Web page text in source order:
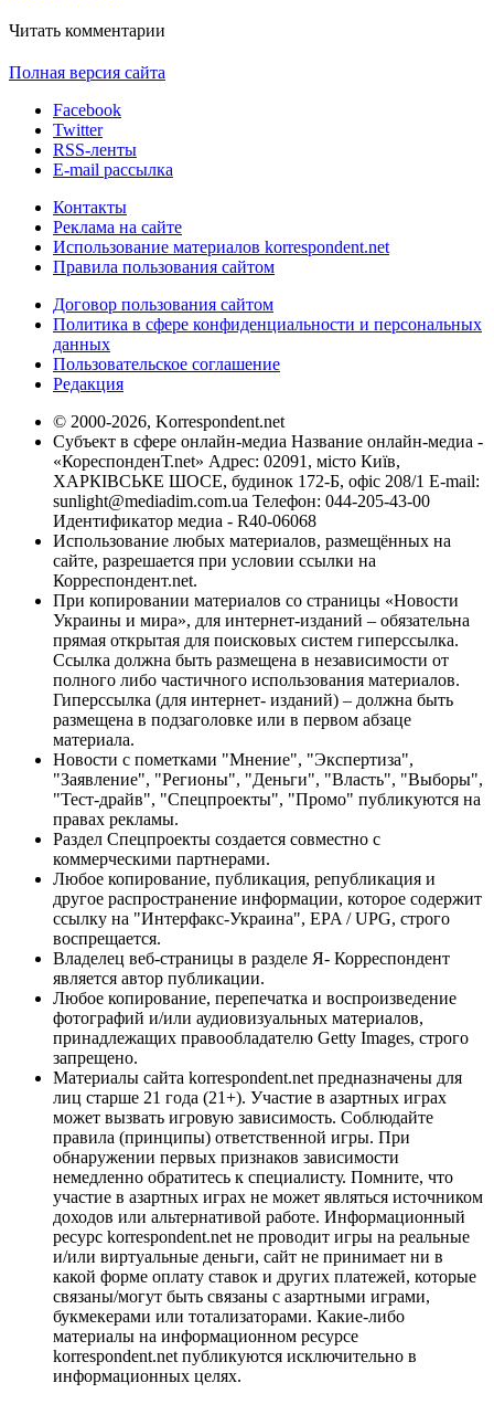
Читать комментарии
Полная версия сайта
Facebook
Twitter
RSS-ленты
E-mail рассылка
Контакты
Реклама на сайте
Использование материалов korrespondent.net
Правила пользования сайтом
Договор пользования сайтом
Политика в сфере конфиденциальности и персональных
данных
Пользовательское соглашение
Редакция
© 2000-2026, Korrespondent.net
Субъект в сфере онлайн-медиа Название онлайн-медиа -
«КореспонденТ.net» Адрес: 02091, місто Київ,
ХАРКІВСЬКЕ ШОСЕ, будинок 172-Б, офіс 208/1 E-mail:
sunlight@mediadim.com.ua Телефон: 044-205-43-00
Идентификатор медиа - R40-06068
Использование любых материалов, размещённых на
сайте, разрешается при условии ссылки на
Корреспондент.net.
При копировании материалов со страницы «Новости
Украины и мира», для интернет-изданий – обязательна
прямая открытая для поисковых систем гиперссылка.
Ссылка должна быть размещена в независимости от
полного либо частичного использования материалов.
Гиперссылка (для интернет- изданий) – должна быть
размещена в подзаголовке или в первом абзаце
материала.
Новости с пометками "Мнение", "Экспертиза",
"Заявление", "Регионы", "Деньги", "Власть", "Выборы",
"Тест-драйв", "Спецпроекты", "Промо" публикуются на
правах рекламы.
Раздел Спецпроекты создается совместно с
коммерческими партнерами.
Любое копирование, публикация, републикация и
другое распространение информации, которое содержит
ссылку на "Интерфакс-Украина", EPA / UPG, строго
воспрещается.
Владелец веб-страницы в разделе Я- Корреспондент
является автор публикации.
Любое копирование, перепечатка и воспроизведение
фотографий и/или аудиовизуальных материалов,
принадлежащих правообладателю Getty Images, строго
запрещено.
Материалы сайта korrespondent.net предназначены для
лиц старше 21 года (21+). Участие в азартных играх
может вызвать игровую зависимость. Соблюдайте
правила (принципы) ответственной игры. При
обнаружении первых признаков зависимости
немедленно обратитесь к специалисту. Помните, что
участие в азартных играх не может являться источником
доходов или альтернативой работе. Информационный
ресурс korrespondent.net не проводит игры на реальные
и/или виртуальные деньги, сайт не принимает ни в
какой форме оплату ставок и других платежей, которые
связаны/могут быть связаны с азартными играми,
букмекерами или тотализаторами. Какие-либо
материалы на информационном ресурсе
korrespondent.net публикуются исключительно в
информационных целях.